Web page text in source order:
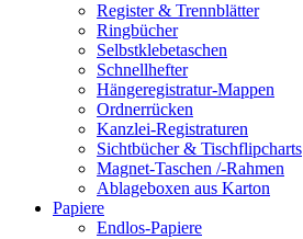
Register & Trennblätter
Ringbücher
Selbstklebetaschen
Schnellhefter
Hängeregistratur-Mappen
Ordnerrücken
Kanzlei-Registraturen
Sichtbücher & Tischflipcharts
Magnet-Taschen /-Rahmen
Ablageboxen aus Karton
Papiere
Endlos-Papiere